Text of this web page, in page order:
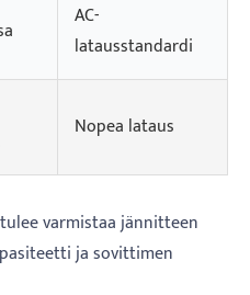
AC-
latausstandardi
Nopea lataus
varmistaa jännitteen
ja sovittimen